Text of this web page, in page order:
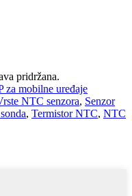
pridržana.
za mobilne uređaje
NTC senzora, Senzor
, Termistor NTC, NTC